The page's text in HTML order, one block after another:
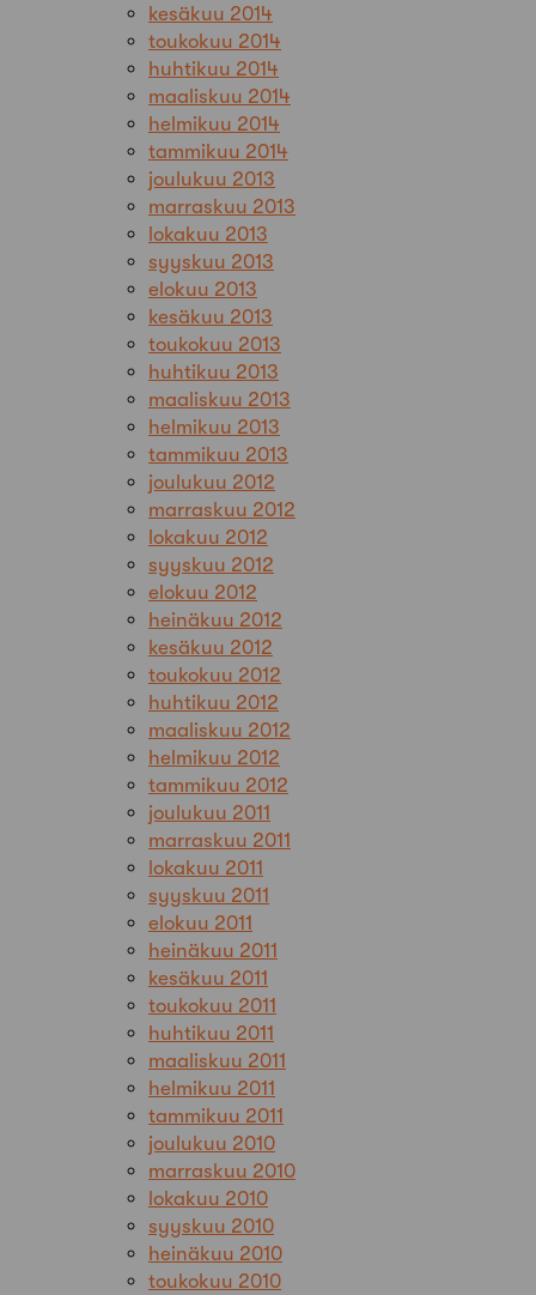
kesäkuu 2014
toukokuu 2014
huhtikuu 2014
maaliskuu 2014
helmikuu 2014
tammikuu 2014
joulukuu 2013
marraskuu 2013
lokakuu 2013
syyskuu 2013
elokuu 2013
kesäkuu 2013
toukokuu 2013
huhtikuu 2013
maaliskuu 2013
helmikuu 2013
tammikuu 2013
joulukuu 2012
marraskuu 2012
lokakuu 2012
syyskuu 2012
elokuu 2012
heinäkuu 2012
kesäkuu 2012
toukokuu 2012
huhtikuu 2012
maaliskuu 2012
helmikuu 2012
tammikuu 2012
joulukuu 2011
marraskuu 2011
lokakuu 2011
syyskuu 2011
elokuu 2011
heinäkuu 2011
kesäkuu 2011
toukokuu 2011
huhtikuu 2011
maaliskuu 2011
helmikuu 2011
tammikuu 2011
joulukuu 2010
marraskuu 2010
lokakuu 2010
syyskuu 2010
heinäkuu 2010
toukokuu 2010